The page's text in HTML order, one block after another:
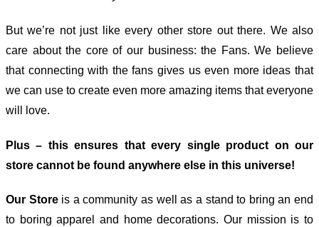
But we’re not just like every other store out there. We also
care about the core of our business: the Fans. We believe
that connecting with the fans gives us even more ideas that
we can use to create even more amazing items that everyone
will love.
Plus – this ensures that every single product on our
store cannot be found anywhere else in this universe!
Our Storeis a community as well as a stand to bring an end
to boring apparel and home decorations. Our mission is to